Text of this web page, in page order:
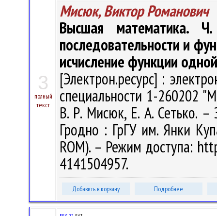
3
полный
текст
Мисюк, Виктор Романович
Высшая математика. Ч.
последовательности и
исчисление функции
[Электрон.ресурс] :
специальности 1-260202
В. Р. Мисюк, Е. А. Сетько. –
Гродно : ГрГУ им. Янки
ROM). – Режим доступа:
4141504957.
Добавить в корзину Подробнее